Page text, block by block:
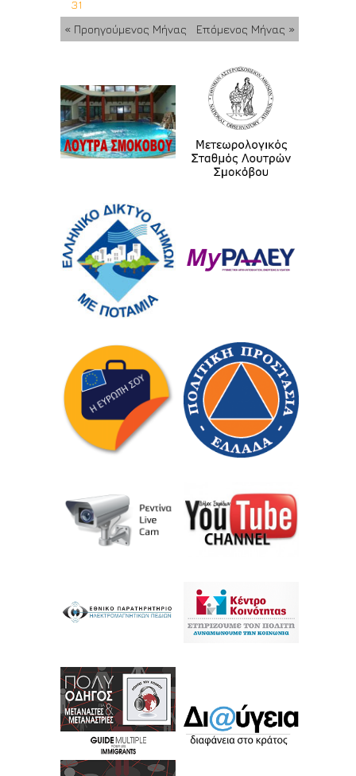
31
« Προηγούμενος Μήνας
Επόμενος Μήνας »